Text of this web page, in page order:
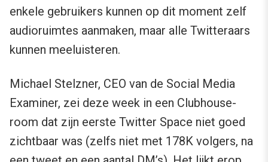
enkele gebruikers kunnen op dit moment zelf
audioruimtes aanmaken, maar alle Twitteraars
kunnen meeluisteren.
Michael Stelzner, CEO van de Social Media
Examiner, zei deze week in een Clubhouse-
room dat zijn eerste Twitter Space niet goed
zichtbaar was (zelfs niet met 178K volgers, na